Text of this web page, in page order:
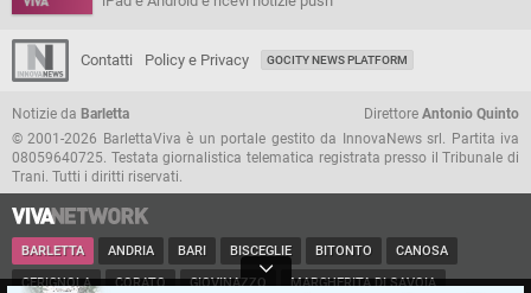
Contatti Policy e Privacy GOCITY NEWS PLATFORM
Notizie da Barletta Direttore Antonio Quinto
© 2001-2026 BarlettaViva è un portale gestito da InnovaNews srl. Partita iva
08059640725. Testata giornalistica telematica registrata presso il Tribunale di
Trani. Tutti i diritti riservati.
BARLETTA ANDRIA BARI BISCEGLIE BITONTO CANOSA
CERIGNOLA CORATO GIOVINAZZO MARGHERITA DI SAVOIA